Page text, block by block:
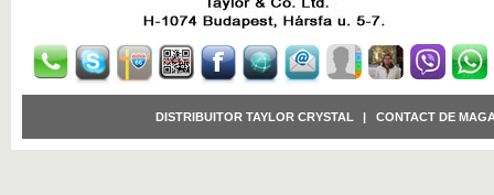
DISTRIBUITOR TAYLOR CRYSTAL CONTACT DE